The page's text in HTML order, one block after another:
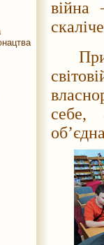
війна
себе,